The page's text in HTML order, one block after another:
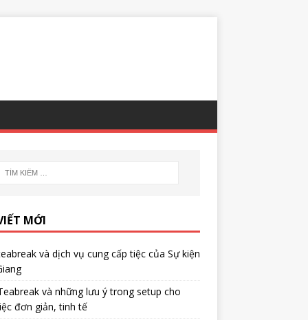
MỚI
và dịch vụ cung cấp tiệc của Sự kiện
và những lưu ý trong setup cho
đơn giản, tinh tế